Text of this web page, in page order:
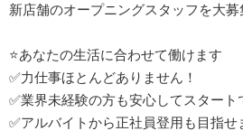
新店舗のオープニングスタッフを大募
⭐あなたの生活に合わせて働けます
✅力仕事ほとんどありません！
✅業界未経験の方も安心してスタート
✅アルバイトから正社員登用も目指せ